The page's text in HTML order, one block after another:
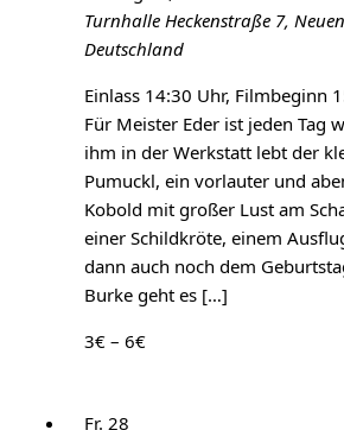
TurnhalleHeckenstraße 7,
Deutschland
Einlass 14:30 Uhr, Filmbeginn
Für Meister Eder ist jeden Tag
ihm in der Werkstatt lebt der
Pumuckl, ein vorlauter und
Kobold mit großer Lust am
einer Schildkröte, einem
dann auch noch dem
Burke geht es […]
3€ – 6€
Fr.28